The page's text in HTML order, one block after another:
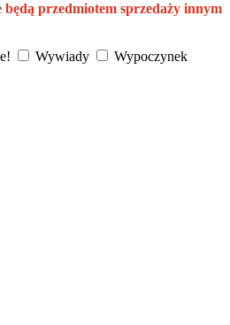
przedmiotem sprzedaży innym
Wywiady Wypoczynek